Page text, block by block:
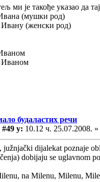
ми је такође указао да
(мушки род)
(женски род)
будаластих речи
у: 10.12 ч. 25.07.2008. »
dijalekat poznaje
dobijaju se uglavnom
na Milenu, Milenu,